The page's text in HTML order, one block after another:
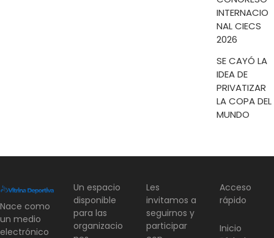
INTERNACIO
NAL CIECS
2026
SE CAYÓ LA
IDEA DE
PRIVATIZAR
LA COPA DEL
MUNDO
Nace como
un medio
electrónico
Un espacio
disponible
para las
organizacio
Les
invitamos a
seguirnos y
participar
Acceso
rápido
Inicio